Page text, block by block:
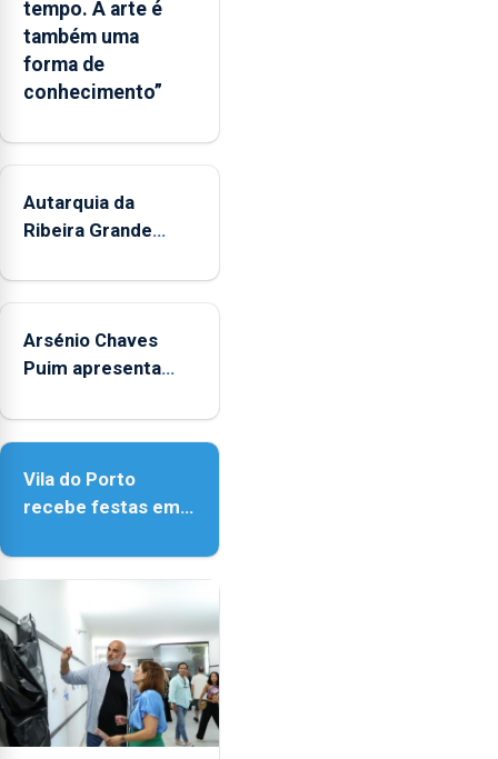
Regional
e
os
municípios.
tempo. A arte é
também uma
forma de
conhecimento”
Autarquia da
Ribeira Grande
"Museus no Verão"
Arsénio Chaves
Puim apresenta
de Vila do Porto
Vila do Porto
recebe festas em
Senhora da